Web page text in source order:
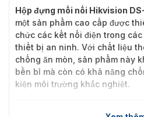
Hộp đựng mối nối Hikvision
một sản phẩm cao cấp được
chức các kết nối điện trong
thiết bị an ninh. Với chất liệu
chống ăn mòn, sản phẩm này
bền bỉ mà còn có khả năng
kiện môi trường khắc nghiệt.